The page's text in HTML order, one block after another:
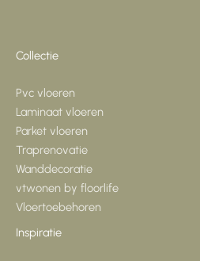
Collectie
Pvc vloeren
Laminaat vloeren
Parket vloeren
Traprenovatie
Wanddecoratie
vtwonen by floorlife
Vloertoebehoren
Inspiratie